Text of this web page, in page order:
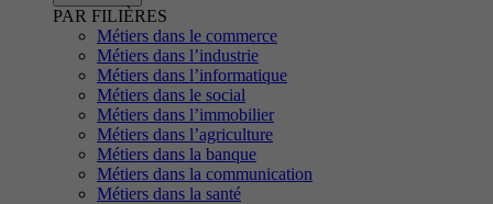
PAR FILIÈRES
Métiers dans le commerce
Métiers dans l’industrie
Métiers dans l’informatique
Métiers dans le social
Métiers dans l’immobilier
Métiers dans l’agriculture
Métiers dans la banque
Métiers dans la communication
Métiers dans la santé